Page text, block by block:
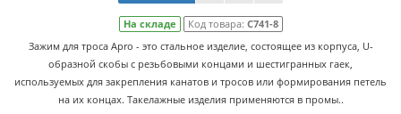
На складе Код товара: C741-8
Зажим для троса Apro - это стальное изделие, состоящее из корпуса, U-
образной скобы с резьбовыми концами и шестигранных гаек,
используемых для закрепления канатов и тросов или формирования петель
на их концах. Такелажные изделия применяются в промы..